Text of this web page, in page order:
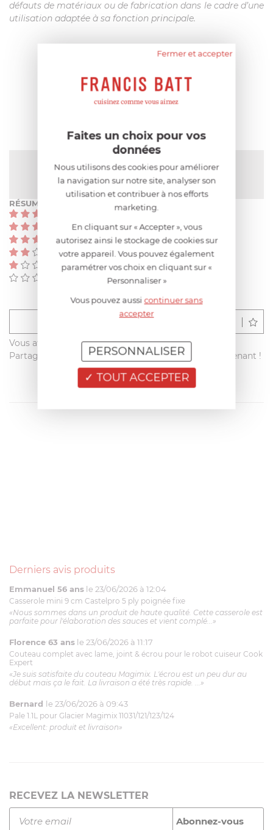
défauts de matériaux ou de fabrication dans le cadre d’une
utilisation adaptée à sa fonction principale.
AVIS CLIENT
NOTE MOYENNE
Pas encore de note
RÉSUMÉ
(0)
(0)
(0)
(0)
Déposer un avis
Vous avez acheté ce produit sur francisbatt.com ?
Partagez votre avis avec les autres clients dès maintenant !
Derniers avis produits
Emmanuel 56 ans le 23/06/2026 à 12:04
Casserole mini 9 cm Castelpro 5 ply poignée fixe
«Nous sommes dans un produit de haute qualité. Cette casserole est
parfaite pour l'élaboration des sauces et vient complé...»
Florence 63 ans le 23/06/2026 à 11:17
Couteau complet avec lame, joint & écrou pour le robot cuiseur Cook
Expert
«Je suis satisfaite du couteau Magimix. L'écrou est un peu dur au
début mais ça le fait. La livraison a été très rapide. ...»
Bernard le 23/06/2026 à 09:43
Pale 1.1L pour Glacier Magimix 11031/121/123/124
«Excellent: produit et livraison»
RECEVEZ LA NEWSLETTER
Fermer et accepter
Faites un choix pour vos
données
Nous utilisons des cookies pour améliorer
la navigation sur notre site, analyser son
utilisation et contribuer à nos efforts
marketing.
En cliquant sur « Accepter », vous
autorisez ainsi le stockage de cookies sur
votre appareil. Vous pouvez également
paramétrer vos choix en cliquant sur «
Personnaliser »
Vous pouvez aussicontinuer sans
accepter
TOUT ACCEPTER
PERSONNALISER